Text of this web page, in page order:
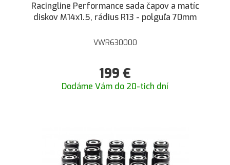
Racingline Performance sada čapov a matíc
diskov M14x1.5, rádius R13 - polguľa 70mm
VWR630000
199 €
Dodáme Vám do 20-tich dní